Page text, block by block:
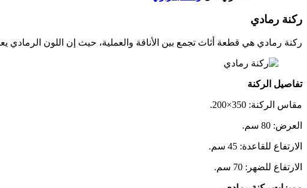
ركنة رمادي
ركنة رمادي هي قطعة أثاث تجمع بين الأناقة والعملية، حيث إن اللون
تفاصيل الركنة
مقاس الركنة: 350×200.
العرض: 80 سم.
الارتفاع للقاعدة: 45 سم.
الارتفاع للضهر: 70 سم.